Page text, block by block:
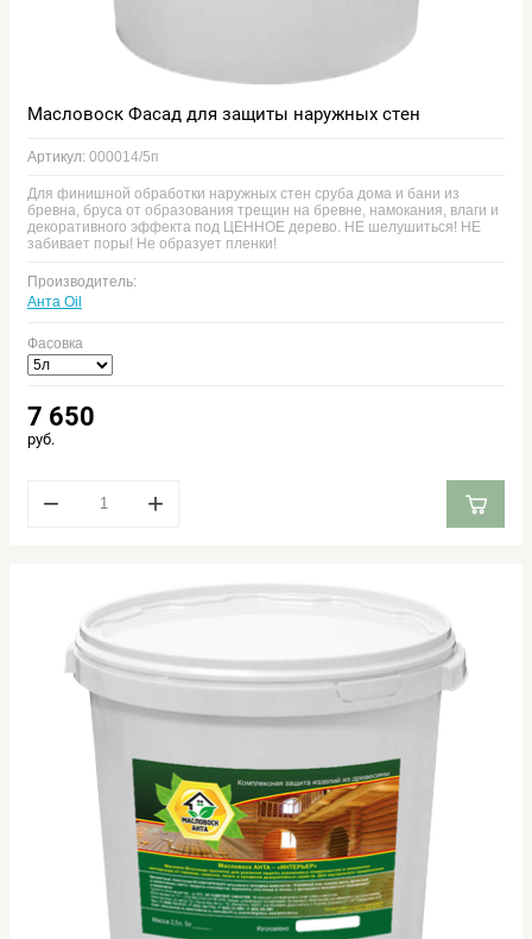
Масловоск Фасад для защиты наружных стен
Артикул: 000014/5п
Для финишной обработки наружных стен сруба дома и бани из
бревна, бруса от образования трещин на бревне, намокания, влаги и
декоративного эффекта под ЦЕННОЕ дерево. НЕ шелушиться! НЕ
забивает поры! Не образует пленки!
Производитель:
Анта Oil
Фасовка
7 650
руб.
− +